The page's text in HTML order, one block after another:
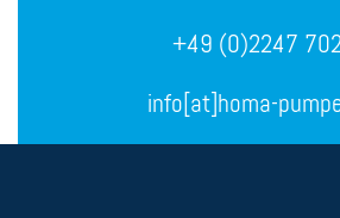
+49 (0)2247
info[at]homa-